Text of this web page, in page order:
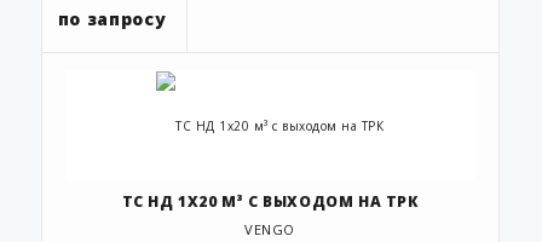
по запросу
ТС НД 1Х20 М³ С ВЫХОДОМ НА ТРК
VENGO